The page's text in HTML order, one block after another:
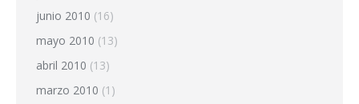
junio 2010 (16)
mayo 2010 (13)
abril 2010 (13)
marzo 2010 (1)